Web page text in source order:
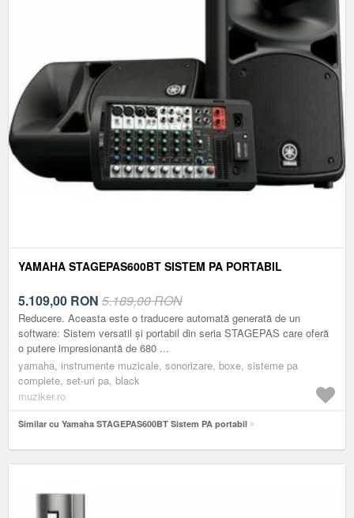
YAMAHA STAGEPAS600BT SISTEM PA PORTABIL
5.109,00 RON 5.189,00 RON
Reducere. Aceasta este o traducere automată generată de un
software: Sistem versatil și portabil din seria STAGEPAS care oferă
o putere impresionantă de 680 ...
yamaha, instrumente muzicale, sonorizare, boxe, sisteme pa
complete, set-uri pa, black
muziker.ro
Similar cu Yamaha STAGEPAS600BT Sistem PA portabil